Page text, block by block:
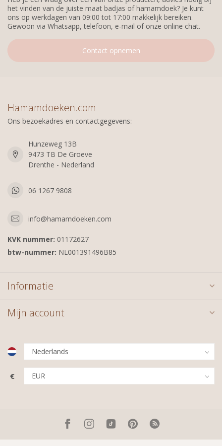
het vinden van de juiste maat badjas of hamamdoek? Je kunt
ons op werkdagen van 09:00 tot 17:00 makkelijk bereiken.
Gewoon via Whatsapp, telefoon, e-mail of onze online chat.
Contact opnemen
Hamamdoeken.com
Ons bezoekadres en contactgegevens:
Hunzeweg 13B
9473 TB De Groeve
Drenthe - Nederland
06 1267 9808
info@hamamdoeken.com
KVK nummer: 01172627
btw-nummer: NL001391496B85
Informatie
Mijn account
€